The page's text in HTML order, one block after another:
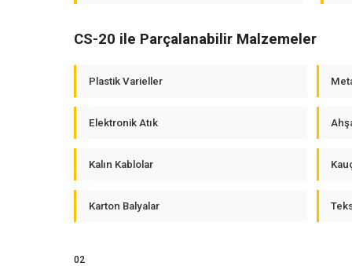
CS-20 ile Parçalanabilir Malzemeler
Plastik Varieller
Elektronik Atık
Kalın Kablolar
Karton Balyalar
02